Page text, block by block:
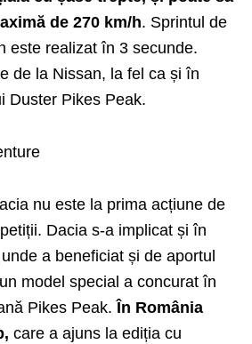
de 270 km/h. Sprintul de
este realizat în 3 secunde.
de la Nissan, la fel ca și în
Duster Pikes Peak.
nu este la prima acțiune de
Dacia s-a implicat și în
unde a beneficiat și de aportul
model special a concurat în
Pikes Peak. În România
care a ajuns la ediția cu